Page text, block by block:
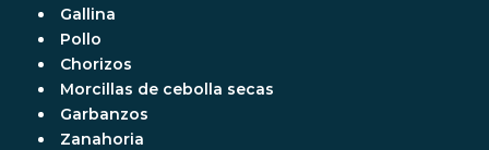
Gallina
Pollo
Chorizos
Morcillas de cebolla secas
Garbanzos
Zanahoria